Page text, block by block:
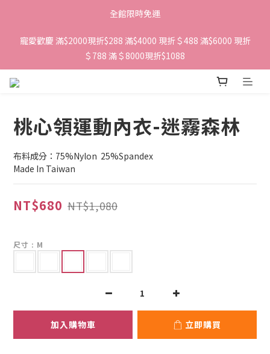
全館限時免運
寵愛歡慶 滿$2000現折$288 滿$4000 現折＄488 滿$6000 現折
＄788 滿＄8000現折$1088
桃心領運動內衣-迷霧森林
布料成分：75%Nylon  25%Spandex
Made In Taiwan
NT$680 NT$1,080
尺寸 : M
加入購物車 立即購買